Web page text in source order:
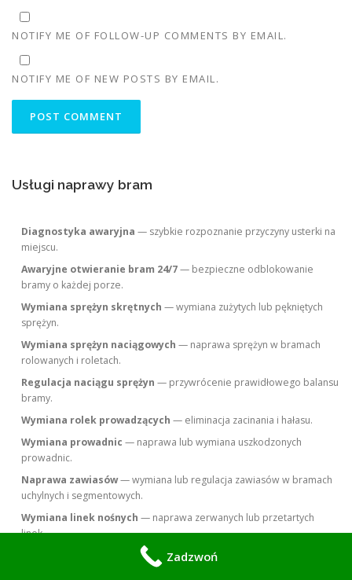
NOTIFY ME OF FOLLOW-UP COMMENTS BY EMAIL.
NOTIFY ME OF NEW POSTS BY EMAIL.
Usługi naprawy bram
Diagnostyka awaryjna — szybkie rozpoznanie przyczyny usterki na
miejscu.
Awaryjne otwieranie bram 24/7— bezpieczne odblokowanie
bramy o każdej porze.
Wymiana sprężyn skrętnych — wymiana zużytych lub pękniętych
sprężyn.
Wymiana sprężyn naciągowych — naprawa sprężyn w bramach
rolowanych i roletach.
Regulacja naciągu sprężyn — przywrócenie prawidłowego balansu
bramy.
Wymiana rolek prowadzących — eliminacja zacinania i hałasu.
Wymiana prowadnic — naprawa lub wymiana uszkodzonych
prowadnic.
Naprawa zawiasów— wymiana lub regulacja zawiasów w bramach
uchylnych i segmentowych.
Wymiana linek nośnych — naprawa zerwanych lub przetartych
linek.
Regulacja i wyrównanie bramy— korekta pracy i poziomowania
Zadzwoń